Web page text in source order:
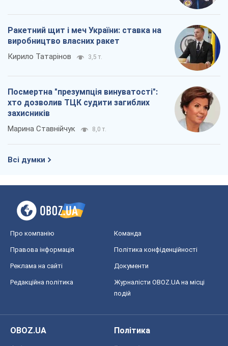
Ракетний щит і меч України: ставка на
виробництво власних ракет
Кирило Татарінов 3,5 т.
Посмертна "презумпція винуватості":
хто дозволив ТЦК судити загиблих
захисників
Марина Ставнійчук 8,0 т.
Всі думки
Про компанію Команда
Правова інформація Політика конфіденційності
Реклама на сайті Документи
Редакційна політика
Журналісти OBOZ.UA на місці
подій
OBOZ.UA
Політика